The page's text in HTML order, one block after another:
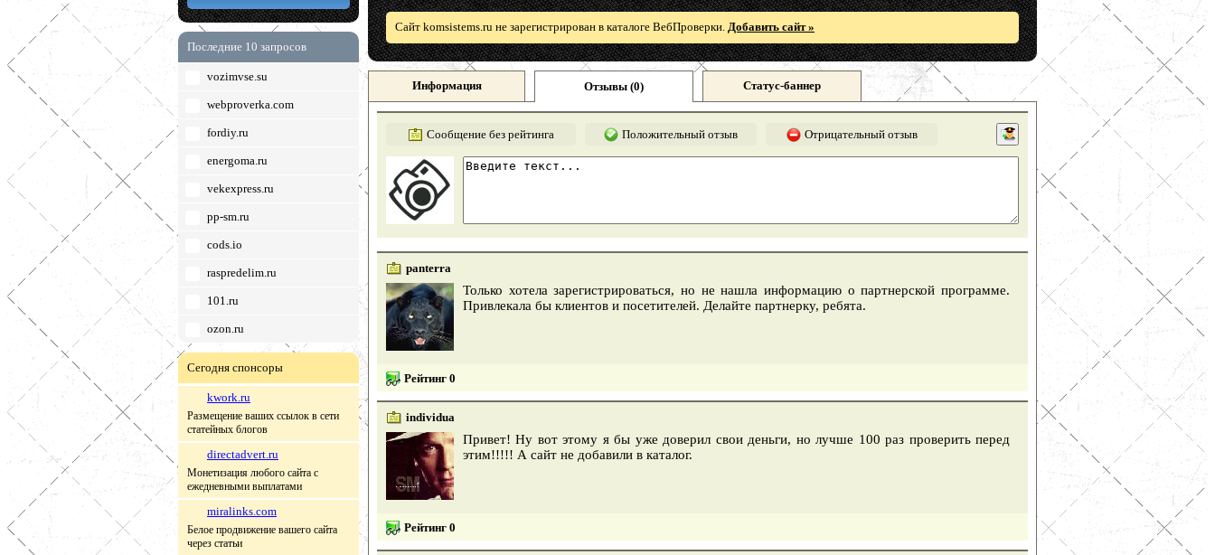
Последние 10 запросов
vozimvse.su
webproverka.com
fordiy.ru
energoma.ru
vekexpress.ru
pp-sm.ru
cods.io
raspredelim.ru
101.ru
ozon.ru
Сегодня спонсоры
kwork.ru
Размещение ваших ссылок в сети
статейных блогов
directadvert.ru
Монетизация любого сайта с
ежедневными выплатами
miralinks.com
Белое продвижение вашего сайта
через статьи
Сайт komsistems.ru не зарегистрирован в каталоге ВебПроверки. Добавить сайт »
Информация Отзывы (0) Статус-баннер
Сообщение без рейтинга Положительный отзыв Отрицательный отзыв
panterra
Только хотела зарегистрироваться, но не нашла информацию о партнерской программе.
Привлекала бы клиентов и посетителей. Делайте партнерку, ребята.
Рейтинг 0
individua
Привет! Ну вот этому я бы уже доверил свои деньги, но лучше 100 раз проверить перед
этим!!!!! А сайт не добавили в каталог.
Рейтинг 0